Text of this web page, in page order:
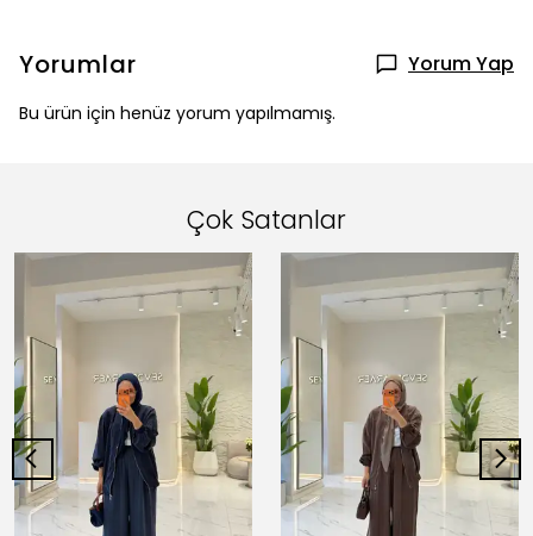
Yorumlar Yorum Yap
Bu ürün için henüz yorum yapılmamış.
Çok Satanlar